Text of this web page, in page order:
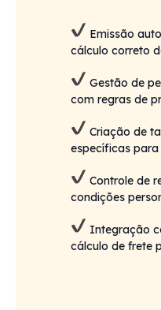
Emissão
cálculo correto
Gestão de
com regras de
Criação de
específicas para
Controle de
condições
Integração
cálculo de frete